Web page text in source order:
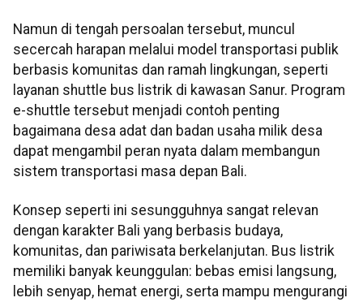
Namun di tengah persoalan tersebut, muncul
secercah harapan melalui model transportasi publik
berbasis komunitas dan ramah lingkungan, seperti
layanan shuttle bus listrik di kawasan Sanur. Program
e-shuttle tersebut menjadi contoh penting
bagaimana desa adat dan badan usaha milik desa
dapat mengambil peran nyata dalam membangun
sistem transportasi masa depan Bali.
Konsep seperti ini sesungguhnya sangat relevan
dengan karakter Bali yang berbasis budaya,
komunitas, dan pariwisata berkelanjutan. Bus listrik
memiliki banyak keunggulan: bebas emisi langsung,
lebih senyap, hemat energi, serta mampu mengurangi